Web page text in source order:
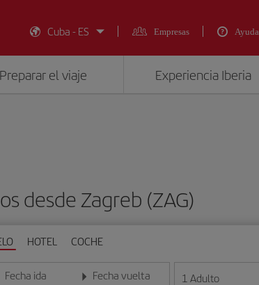
Cuba - ES
Empresas Ayuda
Preparar el viaje Experiencia Iberia
desde Zagreb (ZAG)
HOTEL COCHE
Fecha ida Fecha vuelta 1 Adulto